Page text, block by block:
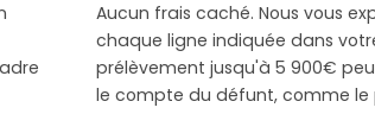
Aucun frais caché. Nous vous
chaque ligne indiquée dans
prélèvement jusqu'à 5 900€
le compte du défunt, comme le